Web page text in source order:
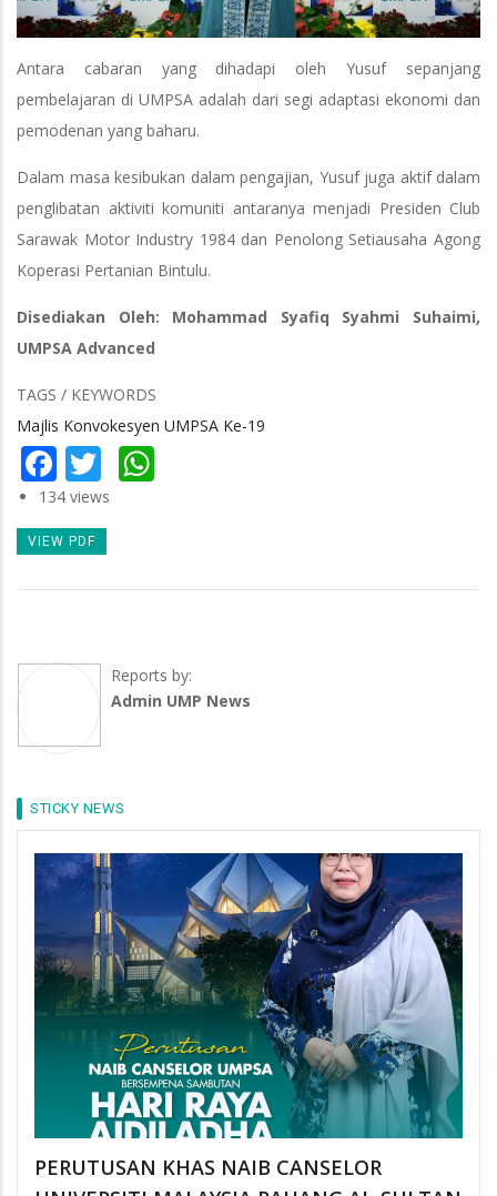
Antara cabaran yang dihadapi oleh Yusuf sepanjang
pembelajaran di UMPSA adalah dari segi adaptasi ekonomi dan
pemodenan yang baharu.
Dalam masa kesibukan dalam pengajian, Yusuf juga aktif dalam
penglibatan aktiviti komuniti antaranya menjadi Presiden Club
Sarawak Motor Industry 1984 dan Penolong Setiausaha Agong
Koperasi Pertanian Bintulu.
Disediakan Oleh: Mohammad Syafiq Syahmi Suhaimi,
UMPSA Advanced
TAGS / KEYWORDS
Majlis Konvokesyen UMPSA Ke-19
Facebook
Twitter
134 views
VIEW PDF
Reports by:
Admin UMP News
STICKY NEWS
PERUTUSAN KHAS NAIB CANSELOR